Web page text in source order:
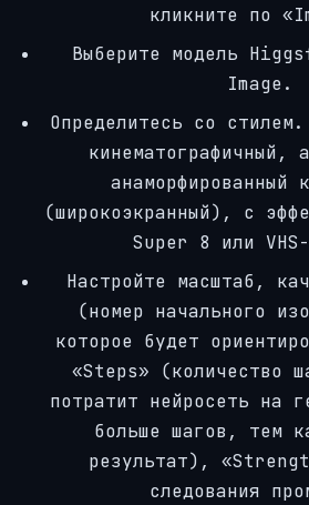
кликните по
Выберите модель
Image.
Определитесь со
кинематографичный,
анаморфированный
(широкоэкранный), с
Super 8 или
Настройте масштаб,
(номер начального
которое будет
«Steps» (количество
потратит нейросеть на
больше шагов, тем
результат),
следования